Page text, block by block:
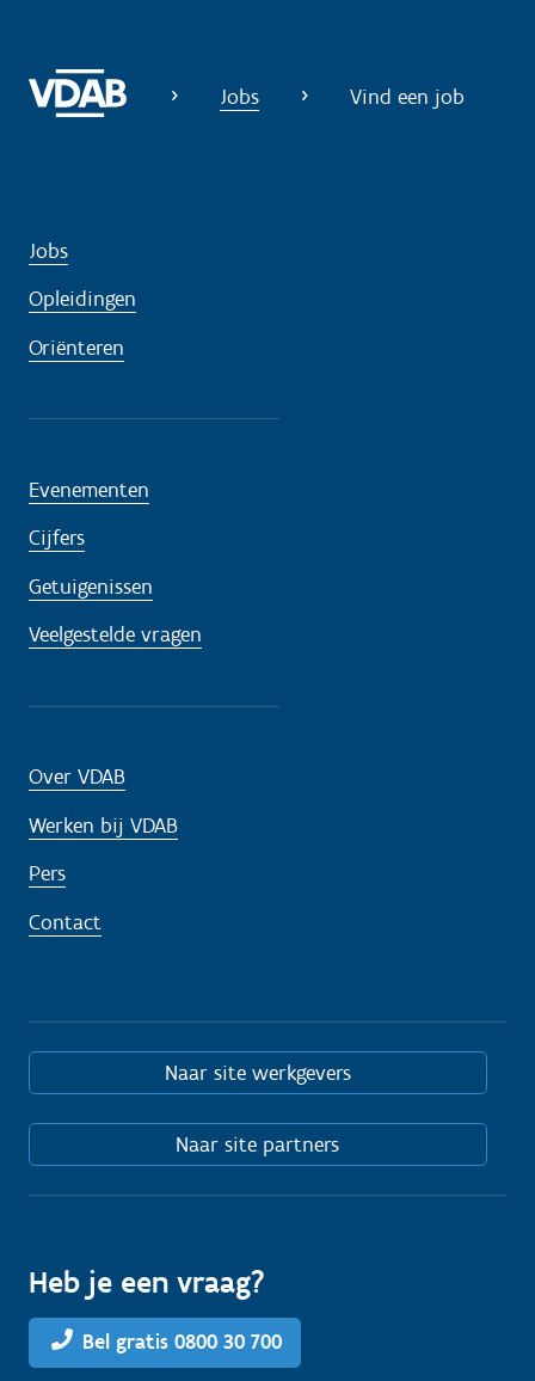
Jobs Vind een job
Jobs
Opleidingen
Oriënteren
Evenementen
Cijfers
Getuigenissen
Veelgestelde vragen
Over VDAB
Werken bij VDAB
Pers
Contact
Naar site werkgevers
Naar site partners
Heb je een vraag?
Bel gratis 0800 30 700